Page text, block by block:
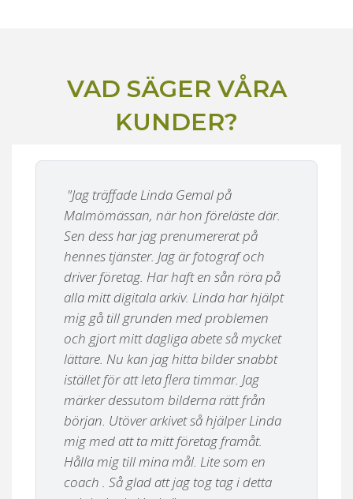
VAD SÄGER VÅRA
KUNDER?
"Jag träffade Linda Gemal på
Malmömässan, när hon föreläste där.
Sen dess har jag prenumererat på
hennes tjänster. Jag är fotograf och
driver företag. Har haft en sån röra på
alla mitt digitala arkiv. Linda har hjälpt
mig gå till grunden med problemen
och gjort mitt dagliga abete så mycket
lättare. Nu kan jag hitta bilder snabbt
istället för att leta flera timmar. Jag
märker dessutom bilderna rätt från
början. Utöver arkivet så hjälper Linda
mig med att ta mitt företag framåt.
Hålla mig till mina mål. Lite som en
coach . Så glad att jag tog tag i detta